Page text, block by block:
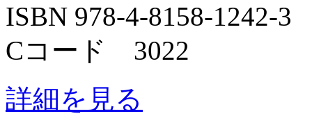
ISBN 978-4-8158-1242-3
Cコード 3022
詳細を見る